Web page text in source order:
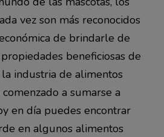
vez son más reconocidos
de brindarle de
beneficiosas de
industria de alimentos
a sumarse a
en día puedes encontrar
en algunos alimentos